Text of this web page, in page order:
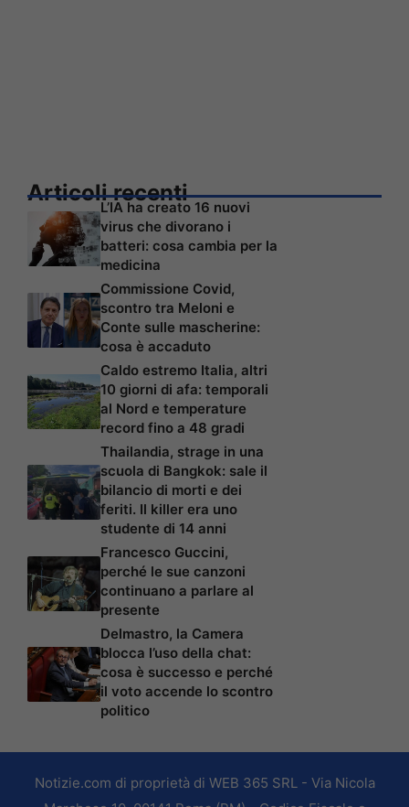
Articoli recenti
L’IA ha creato 16 nuovi
virus che divorano i
batteri: cosa cambia per la
medicina
Commissione Covid,
scontro tra Meloni e
Conte sulle mascherine:
cosa è accaduto
Caldo estremo Italia, altri
10 giorni di afa: temporali
al Nord e temperature
record fino a 48 gradi
Thailandia, strage in una
scuola di Bangkok: sale il
bilancio di morti e dei
feriti. Il killer era uno
studente di 14 anni
Francesco Guccini,
perché le sue canzoni
continuano a parlare al
presente
Delmastro, la Camera
blocca l’uso della chat:
cosa è successo e perché
il voto accende lo scontro
politico
Notizie.com di proprietà di WEB 365 SRL - Via Nicola